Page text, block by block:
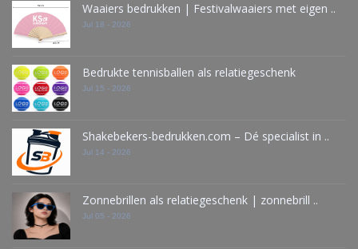
Waaiers bedrukken | Festivalwaaiers met eigen ..
Jul 18 - 2026
Bedrukte tennisballen als relatiegeschenk
Jul 15 - 2026
Shakebekers-bedrukken.com – Dé specialist in ..
Jul 14 - 2026
Zonnebrillen als relatiegeschenk | zonnebrill ..
Jul 05 - 2026